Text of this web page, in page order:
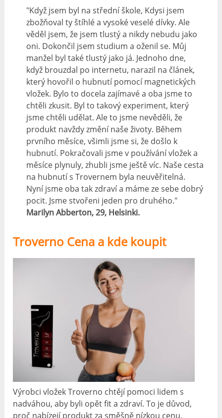
"Když jsem byl na střední škole, Kdysi jsem
zbožňoval ty štíhlé a vysoké veselé dívky. Ale
věděl jsem, že jsem tlustý a nikdy nebudu jako
oni. Dokončil jsem studium a oženil se. Můj
manžel byl také tlustý jako já. Jednoho dne,
když brouzdal po internetu, narazil na článek,
který hovořil o hubnutí pomocí magnetických
vložek. Bylo to docela zajímavé a oba jsme to
chtěli zkusit. Byl to takový experiment, který
jsme chtěli udělat. Ale to jsme nevěděli, že
produkt navždy změní naše životy. Během
prvního měsíce, všimli jsme si, že došlo k
hubnutí. Pokračovali jsme v používání vložek a
měsíce plynuly, zhubli jsme ještě víc. Naše cesta
na hubnutí s Trovernem byla neuvěřitelná.
Nyní jsme oba tak zdraví a máme ze sebe dobrý
pocit. Jsme stvořeni jeden pro druhého."
Marilyn Abberton, 29, Helsinki.
Troverno Cena a kde koupit
Výrobci vložek Troverno chtějí pomoci lidem s
nadváhou, aby byli opět fit a zdraví. To je důvod,
proč nabízejí produkt za směšně nízkou cenu.